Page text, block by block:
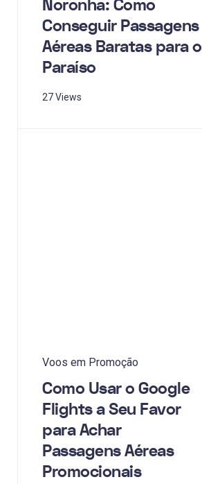
Noronha: Como
Conseguir Passagens
Aéreas Baratas para o
Paraíso
27 Views
Voos em Promoção
Como Usar o Google
Flights a Seu Favor
para Achar
Passagens Aéreas
Promocionais